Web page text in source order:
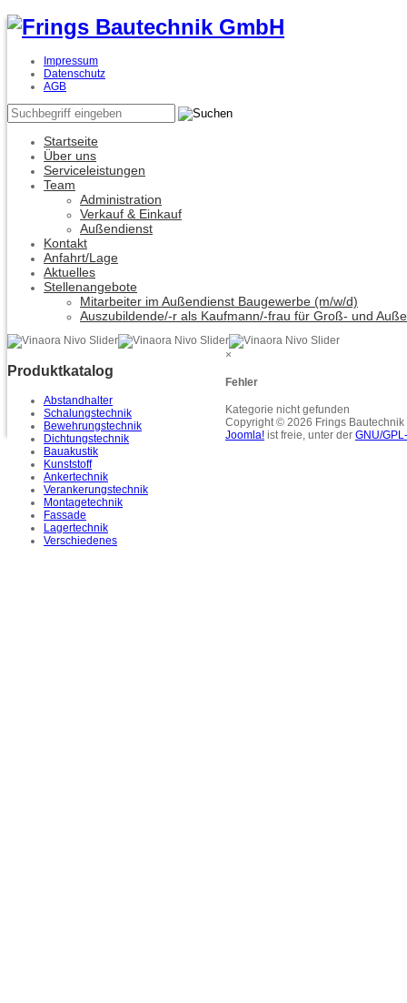
Impressum
Datenschutz
AGB
Startseite
Über uns
Serviceleistungen
Team
Administration
Verkauf & Einkauf
Außendienst
Kontakt
Anfahrt/Lage
Aktuelles
Stellenangebote
Mitarbeiter im Außendienst Baugewerbe (m/w/d)
Auszubildende/-r als Kaufmann/-frau für Groß- und
Produktkatalog
Abstandhalter
Schalungstechnik
Bewehrungstechnik
Dichtungstechnik
Bauakustik
Kunststoff
Ankertechnik
Verankerungstechnik
Montagetechnik
Fassade
Lagertechnik
Verschiedenes
×
Fehler
Kategorie nicht gefunden
Copyright © 2026 Frings
Joomla! ist freie, unter der GNU/